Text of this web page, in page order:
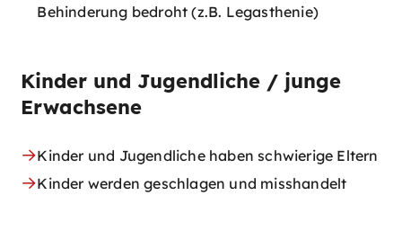
Behinderung bedroht (z.B. Legasthenie)
Kinder und Jugendliche / junge
Erwachsene
Kinder und Jugendliche haben schwierige Eltern
Kinder werden geschlagen und misshandelt